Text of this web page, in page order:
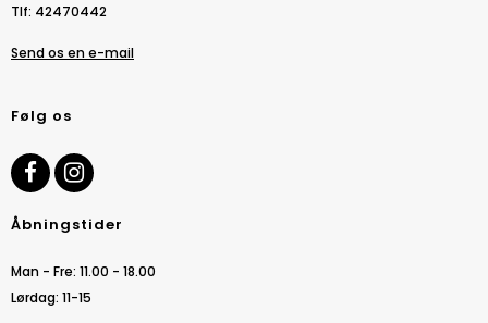
Tlf: 42470442
Send os en e-mail
Følg os
Åbningstider
Man - Fre: 11.00 - 18.00
Lørdag: 11-15